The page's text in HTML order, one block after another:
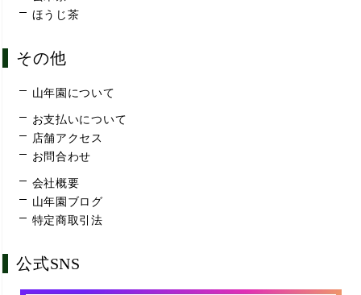
ほうじ茶
その他
山年園について
お支払いについて
店舗アクセス
お問合わせ
会社概要
山年園ブログ
特定商取引法
公式SNS